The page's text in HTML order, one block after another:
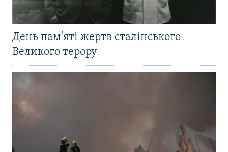
День пам'яті жертв сталінського
Великого терору